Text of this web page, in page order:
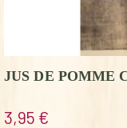
JUS DE POMME
3,95 €